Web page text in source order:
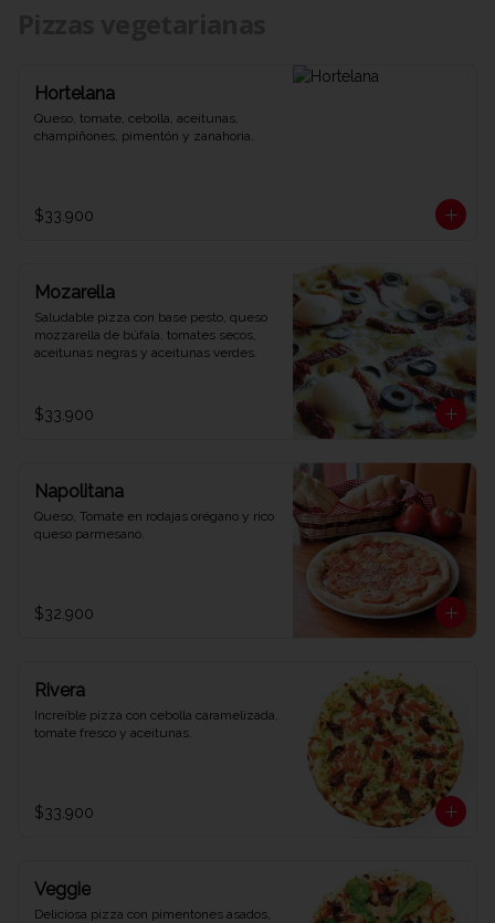
Hortelana
Queso, tomate, cebolla, aceitunas,
champiñones, pimentón y zanahoria.
$33.900
Mozarella
Saludable pizza con base pesto, queso
mozzarella de búfala, tomates secos,
aceitunas negras y aceitunas verdes.
$33.900
Napolitana
Queso, Tomate en rodajas orégano y rico
queso parmesano.
$32.900
Rivera
Increíble pizza con cebolla caramelizada,
tomate fresco y aceitunas.
$33.900
Veggie
Deliciosa pizza con pimentones asados,